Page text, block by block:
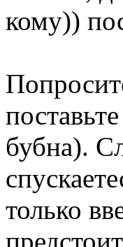
кому))
бубна).
только